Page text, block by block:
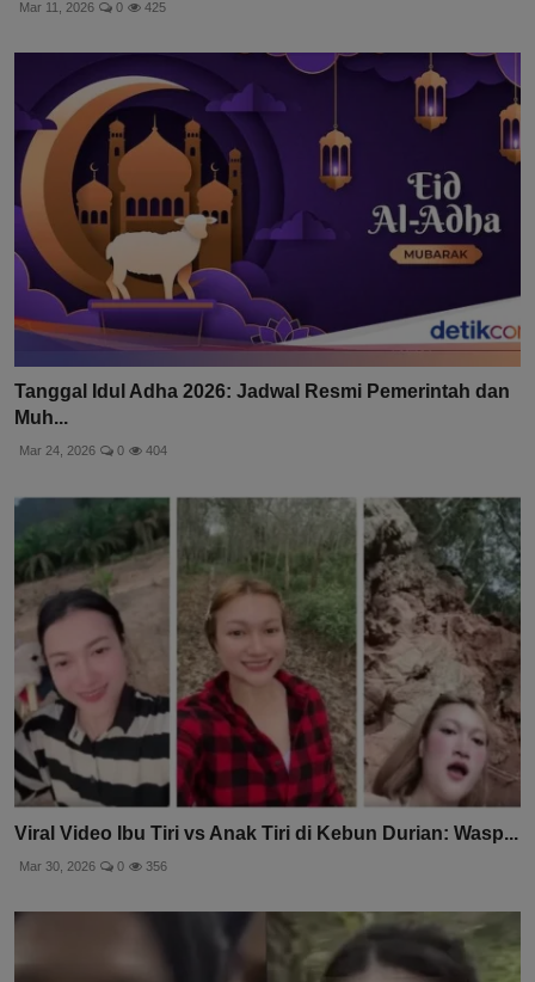
Mar 11, 2026 0 425
Tanggal Idul Adha 2026: Jadwal Resmi Pemerintah dan
Muh...
Mar 24, 2026 0 404
Viral Video Ibu Tiri vs Anak Tiri di Kebun Durian: Wasp...
Mar 30, 2026 0 356